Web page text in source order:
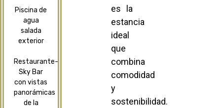
Piscina de
agua
salada
exterior
Restaurante-
Sky Bar
con vistas
panorámicas
de la
es la
estancia
ideal
que
combina
comodidad
y
sostenibilidad.